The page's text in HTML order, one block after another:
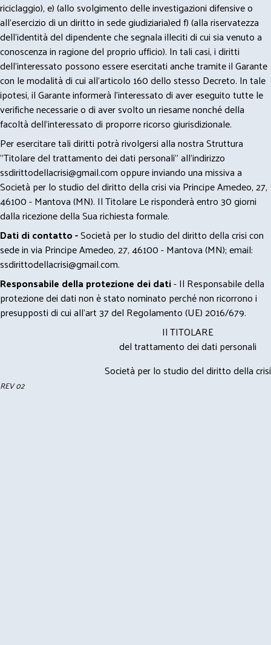
riciclaggio), e) (allo svolgimento delle investigazioni difensive o
all’esercizio di un diritto in sede giudiziaria)ed f) (alla riservatezza
dell’identità del dipendente che segnala illeciti di cui sia venuto a
conoscenza in ragione del proprio ufficio). In tali casi, i diritti
dell’interessato possono essere esercitati anche tramite il Garante
con le modalità di cui all’articolo 160 dello stesso Decreto. In tale
ipotesi, il Garante informerà l’interessato di aver eseguito tutte le
verifiche necessarie o di aver svolto un riesame nonché della
facoltà dell’interessato di proporre ricorso giurisdizionale.
Per esercitare tali diritti potrà rivolgersi alla nostra Struttura
"Titolare del trattamento dei dati personali" all'indirizzo
ssdirittodellacrisi@gmail.comoppure inviando una missiva a
Società per lo studio del diritto della crisi via Principe Amedeo, 27,
46100 - Mantova (MN). Il Titolare Le risponderà entro 30 giorni
dalla ricezione della Sua richiesta formale.
Dati di contatto -Società per lo studio del diritto della crisi con
sede in via Principe Amedeo, 27, 46100 - Mantova (MN); email:
ssdirittodellacrisi@gmail.com.
Responsabile della protezione dei dati- Il Responsabile della
protezione dei dati non è stato nominato perché non ricorrono i
presupposti di cui all’art 37 del Regolamento (UE) 2016/679.
Il TITOLARE
del trattamento dei dati personali
Società per lo studio del diritto della crisi
REV 02